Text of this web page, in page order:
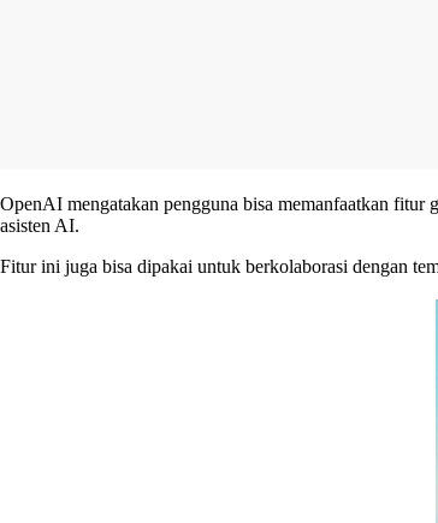
OpenAI mengatakan pengguna bisa memanfaatkan fitur
asisten AI.
Fitur ini juga bisa dipakai untuk berkolaborasi dengan